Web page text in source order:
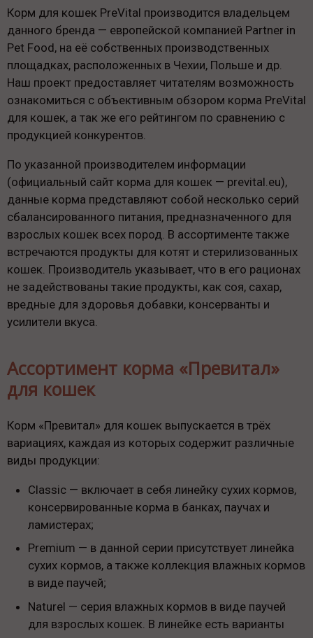
Корм для кошек PreVital производится владельцем
данного бренда — европейской компанией Partner in
Pet Food, на её собственных производственных
площадках, расположенных в Чехии, Польше и др.
Наш проект предоставляет читателям возможность
ознакомиться с объективным обзором корма PreVital
для кошек, а так же его рейтингом по сравнению с
продукцией конкурентов.
По указанной производителем информации
(официальный сайт корма для кошек — prevital.eu),
данные корма представляют собой несколько серий
сбалансированного питания, предназначенного для
взрослых кошек всех пород. В ассортименте также
встречаются продукты для котят и стерилизованных
кошек. Производитель указывает, что в его рационах
не задействованы такие продукты, как соя, сахар,
вредные для здоровья добавки, консерванты и
усилители вкуса.
Ассортимент корма «Превитал»
для кошек
Корм «Превитал» для кошек выпускается в трёх
вариациях, каждая из которых содержит различные
виды продукции:
Classic — включает в себя линейку сухих кормов,
консервированные корма в банках, паучах и
ламистерах;
Premium — в данной серии присутствует линейка
сухих кормов, а также коллекция влажных кормов
в виде паучей;
Naturel — серия влажных кормов в виде паучей
для взрослых кошек. В линейке есть варианты